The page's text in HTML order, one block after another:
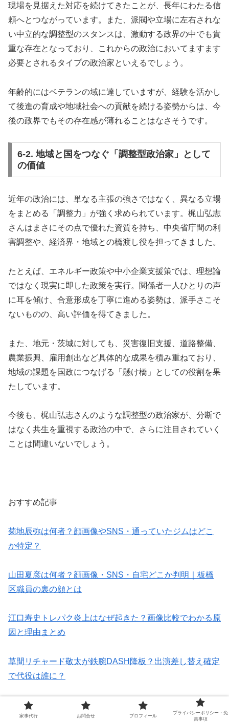
現場を見据えた対応を続けてきたことが、長年にわたる信
頼へとつながっています。また、派閥や立場に左右されな
い中立的な調整型のスタンスは、激動する政界の中でも貴
重な存在となっており、これからの政治においてますます
必要とされるタイプの政治家といえるでしょう。
年齢的にはベテランの域に達していますが、経験を活かし
て後進の育成や地域社会への貢献を続ける姿勢からは、今
後の政界でもその存在感が薄れることはなさそうです。
6-2. 地域と国をつなぐ「調整型政治家」として
の価値
近年の政治には、単なる主張の強さではなく、異なる立場
をまとめる「調整力」が強く求められています。梶山弘志
さんはまさにその点で優れた資質を持ち、中央省庁間の利
害調整や、経済界・地域との橋渡し役を担ってきました。
たとえば、エネルギー政策や中小企業支援策では、理想論
ではなく現実に即した政策を実行。関係者一人ひとりの声
に耳を傾け、合意形成を丁寧に進める姿勢は、派手さこそ
ないものの、高い評価を得てきました。
また、地元・茨城に対しても、災害復旧支援、道路整備、
農業振興、雇用創出など具体的な成果を積み重ねており、
地域の課題を国政につなげる「懸け橋」としての役割を果
たしています。
今後も、梶山弘志さんのような調整型の政治家が、分断で
はなく共生を重視する政治の中で、さらに注目されていく
ことは間違いないでしょう。
おすすめ記事
菊地辰弥は何者？顔画像やSNS・通っていたジムはどこ
か特定？
山田夏彦は何者？顔画像・SNS・自宅どこか判明｜板橋
区職員の裏の顔とは
江口寿史トレパク炎上はなぜ起きた？画像比較でわかる原
因と理由まとめ
草間リチャード敬太が鉄腕DASH降板？出演差し替え確定
で代役は誰に？
郷原高久の顔画像やSNS情報！自宅や素顔の謎も調査
家事代行 お問合せ プロフィール
プライバシーポリシー・免
責事項